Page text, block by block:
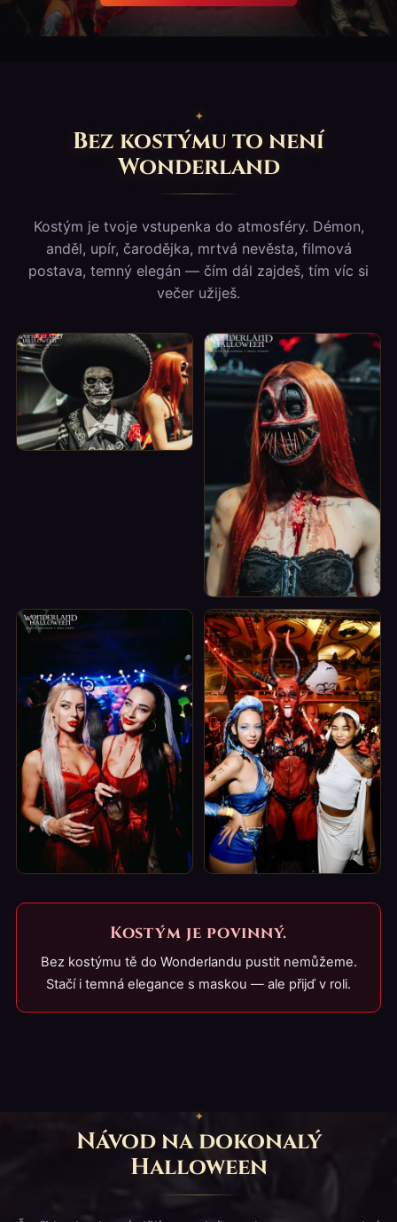
Bez kostýmu to není
Wonderland
Kostým je tvoje vstupenka do atmosféry. Démon,
anděl, upír, čarodějka, mrtvá nevěsta, filmová
postava, temný elegán — čím dál zajdeš, tím víc si
večer užiješ.
Kostým je povinný.
Bez kostýmu tě do Wonderlandu pustit nemůžeme.
Stačí i temná elegance s maskou — ale přijď v roli.
Návod na dokonalý
Halloween